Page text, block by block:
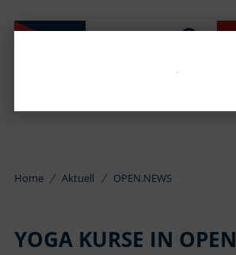
Home Aktuell OPEN.NEWS
YOGA KURSE IN OPEN